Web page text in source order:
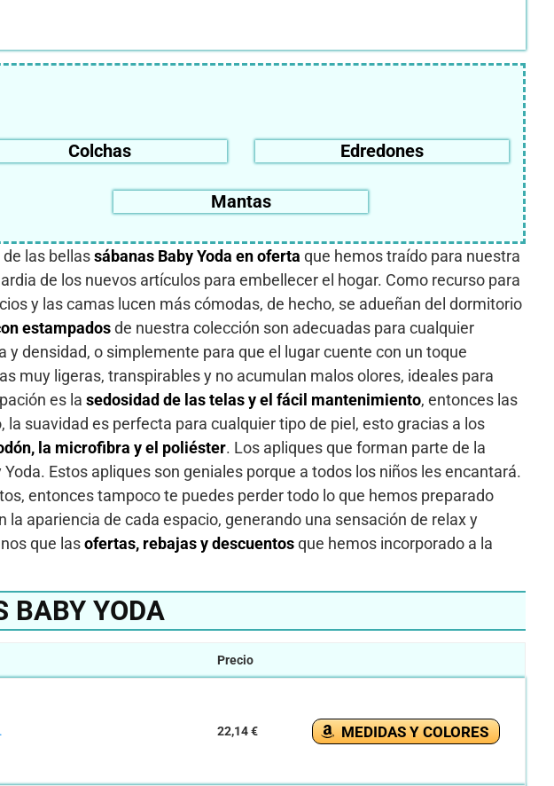
Colchas Edredones
Mantas
las bellassábanas Baby Yoda en oferta que hemos traído para nuestra
de los nuevos artículos para embellecer el hogar. Como recurso para
y las camas lucen más cómodas, de hecho, se adueñan del dormitorio
estampadosde nuestra colección son adecuadas para cualquier
densidad, o simplemente para que el lugar cuente con un toque
muy ligeras, transpirables y no acumulan malos olores, ideales para
es la sedosidad de las telas y el fácil mantenimiento, entonces las
suavidad es perfecta para cualquier tipo de piel, esto gracias a los
la microfibra y el poliéster. Los apliques que forman parte de la
Estos apliques son geniales porque a todos los niños les encantará.
entonces tampoco te puedes perder todo lo que hemos preparado
apariencia de cada espacio, generando una sensación de relax y
que lasofertas, rebajas y descuentosque hemos incorporado a la
BABY YODA
Precio
22,14 € MEDIDAS Y COLORES